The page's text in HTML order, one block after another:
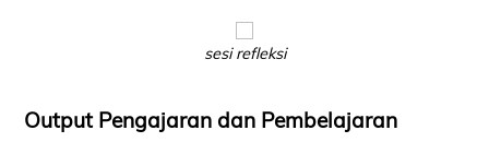
sesi refleksi
Output Pengajaran dan Pembelajaran